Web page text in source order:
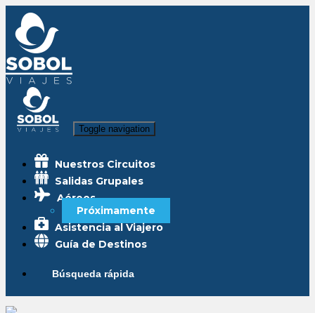
Toggle navigation
Nuestros Circuitos
Salidas Grupales
Aéreos
Próximamente
Asistencia al Viajero
Guía de Destinos
Búsqueda rápida